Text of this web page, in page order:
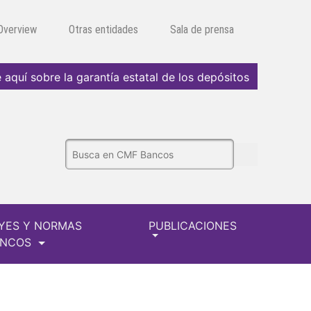
Otras entidades Sala de prensa
aquí sobre la garantía estatal de los depósitos
Y NORMAS
PUBLICACIONES